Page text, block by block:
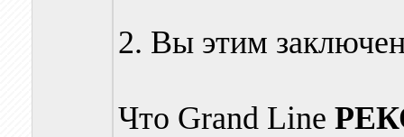
2. Вы этим
Что Grand Line